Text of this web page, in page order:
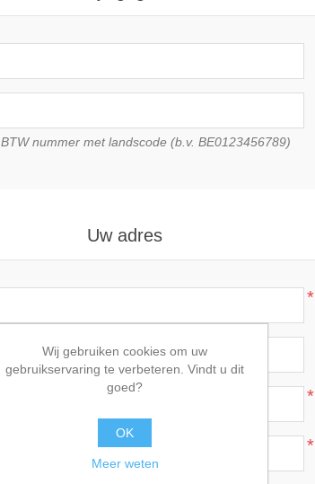
nummer met landscode (b.v. BE0123456789)
Uw adres
*
*
*
Wij gebruiken cookies om uw
gebruikservaring te verbeteren. Vindt u dit
goed?
OK
Meer weten